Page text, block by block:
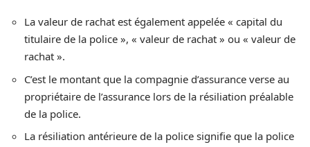
La valeur de rachat est également appelée « capital du
titulaire de la police », « valeur de rachat » ou « valeur de
rachat ».
C’est le montant que la compagnie d’assurance verse au
propriétaire de l’assurance lors de la résiliation préalable
de la police.
La résiliation antérieure de la police signifie que la police